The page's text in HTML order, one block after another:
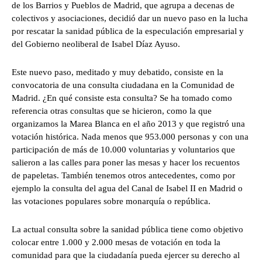
de los Barrios y Pueblos de Madrid, que agrupa a decenas de
colectivos y asociaciones, decidió dar un nuevo paso en la lucha
por rescatar la sanidad pública de la especulación empresarial y
del Gobierno neoliberal de Isabel Díaz Ayuso.
Este nuevo paso, meditado y muy debatido, consiste en la
convocatoria de una consulta ciudadana en la Comunidad de
Madrid. ¿En qué consiste esta consulta? Se ha tomado como
referencia otras consultas que se hicieron, como la que
organizamos la Marea Blanca en el año 2013 y que registró una
votación histórica. Nada menos que 953.000 personas y con una
participación de más de 10.000 voluntarias y voluntarios que
salieron a las calles para poner las mesas y hacer los recuentos
de papeletas. También tenemos otros antecedentes, como por
ejemplo la consulta del agua del Canal de Isabel II en Madrid o
las votaciones populares sobre monarquía o república.
La actual consulta sobre la sanidad pública tiene como objetivo
colocar entre 1.000 y 2.000 mesas de votación en toda la
comunidad para que la ciudadanía pueda ejercer su derecho al